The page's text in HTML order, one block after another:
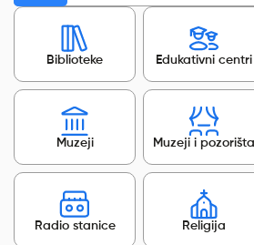
Biblioteke Edukativni centri
Muzeji Muzeji i pozorišta
Radio stanice Religija